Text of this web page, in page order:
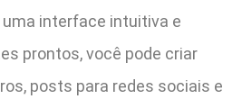
interface intuitiva e
prontos, você pode criar
posts para redes sociais e